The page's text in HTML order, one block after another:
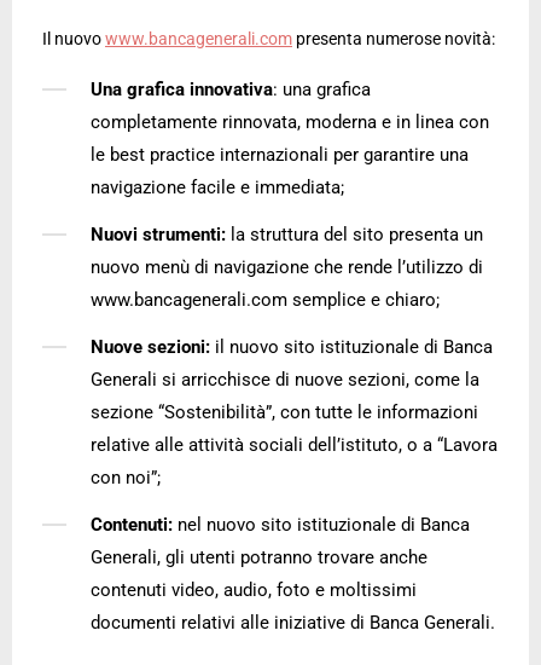
Il nuovowww.bancagenerali.com presenta numerose novità:
Una grafica innovativa: una grafica
completamente rinnovata, moderna e in linea con
le best practice internazionali per garantire una
navigazione facile e immediata;
Nuovi strumenti: la struttura del sito presenta un
nuovo menù di navigazione che rende l’utilizzo di
www.bancagenerali.com semplice e chiaro;
Nuove sezioni: il nuovo sito istituzionale di Banca
Generali si arricchisce di nuove sezioni, come la
sezione “Sostenibilità”, con tutte le informazioni
relative alle attività sociali dell’istituto, o a “Lavora
con noi”;
Contenuti: nel nuovo sito istituzionale di Banca
Generali, gli utenti potranno trovare anche
contenuti video, audio, foto e moltissimi
documenti relativi alle iniziative di Banca Generali.